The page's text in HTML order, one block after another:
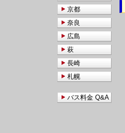
京都
奈良
広島
萩
長崎
札幌
バス料金 Q&A